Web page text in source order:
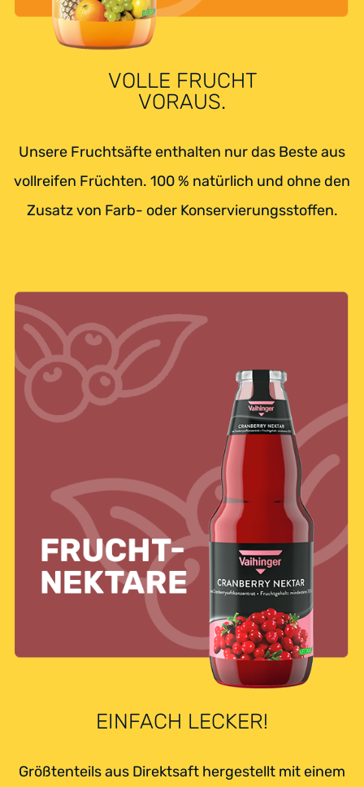
VOLLE FRUCHT
VORAUS.
Unsere Fruchtsäfte enthalten nur das Beste aus
vollreifen Früchten. 100 % natürlich und ohne den
Zusatz von Farb- oder Konservierungsstoffen.
EINFACH LECKER!
Größtenteils aus Direktsaft hergestellt mit einem